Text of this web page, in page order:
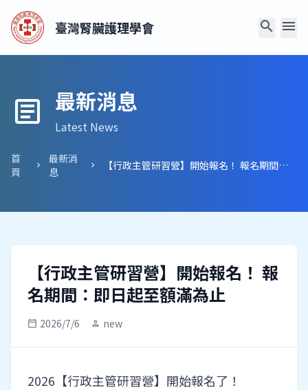
臺灣腎臟護理學會 search menu
article 最新消息
Latest News
首
頁
chevron_right
最新消
息
chevron_right 【行政主管研習營】開始報名！ 報名期間：即日起至額滿為止
【行政主管研習營】開始報名！ 報
名期間：即日起至額滿為止
calendar_today 2026/7/6 person new
2026【行政主管研習營】開始報名了！